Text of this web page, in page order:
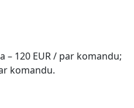
– 120 EUR / par komandu;
komandu.